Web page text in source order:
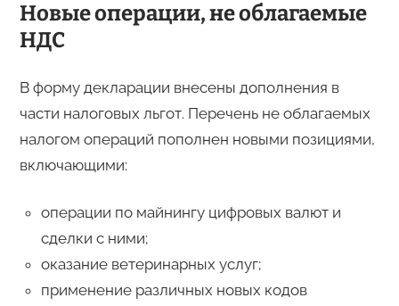
Новые операции, не облагаемые
НДС
В форму декларации внесены дополнения в
части налоговых льгот. Перечень не облагаемых
налогом операций пополнен новыми позициями,
включающими:
операции по майнингу цифровых валют и
сделки с ними;
оказание ветеринарных услуг;
применение различных новых кодов